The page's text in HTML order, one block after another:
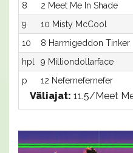
8
2 Meet Me In Shade
9
10 Misty McCool
10
8 Harmigeddon Tinker
hpl
9 Milliondollarface
p
12 Nefernefernefer
Väliajat: 11.5/Meet